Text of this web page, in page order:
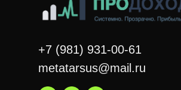
+7 (981) 931-00-61
metatarsus@mail.ru